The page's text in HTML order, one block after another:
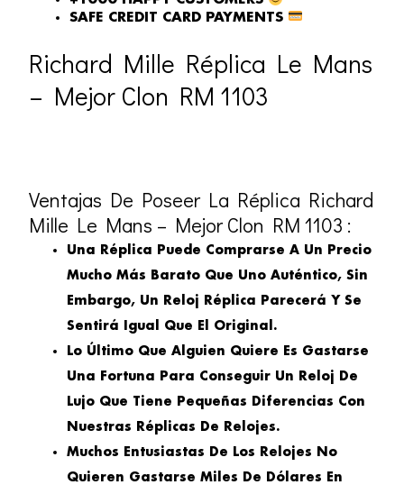
SAFE CREDIT CARD PAYMENTS
Richard Mille Réplica Le Mans
– Mejor Clon RM 1103
Ventajas De Poseer La Réplica Richard
Mille Le Mans – Mejor Clon RM 1103 :
Una Réplica Puede Comprarse A Un Precio
Mucho Más Barato Que Uno Auténtico, Sin
Embargo, Un Reloj Réplica Parecerá Y Se
Sentirá Igual Que El Original.
Lo Último Que Alguien Quiere Es Gastarse
Una Fortuna Para Conseguir Un Reloj De
Lujo Que Tiene Pequeñas Diferencias Con
Nuestras Réplicas De Relojes.
Muchos Entusiastas De Los Relojes No
Quieren Gastarse Miles De Dólares En